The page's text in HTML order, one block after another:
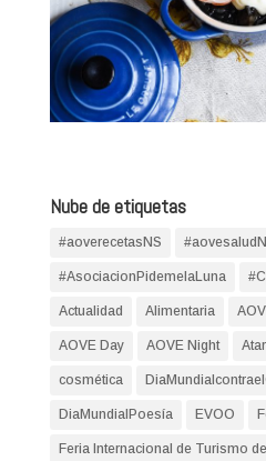
Nube de etiquetas
#aoverecetasNS
#AsociacionPidemelaLuna
Actualidad Alimentaria
AOVE Day AOVE Night
cosmética
DiaMundialPoesía EVOO
Feria Internacional de Turismo